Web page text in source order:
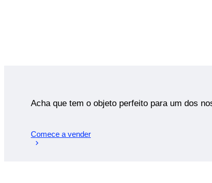
Acha que tem o objeto perfeito para um dos
Comece a vender